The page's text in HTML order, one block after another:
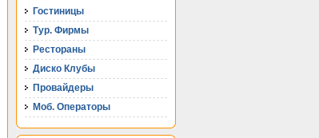
Гостиницы
Тур. Фирмы
Рестораны
Диско Клубы
Провайдеры
Моб. Операторы